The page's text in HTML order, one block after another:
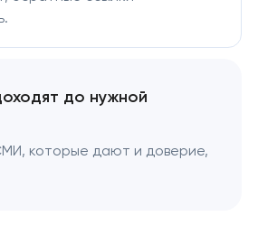
до нужной
которые дают и доверие,